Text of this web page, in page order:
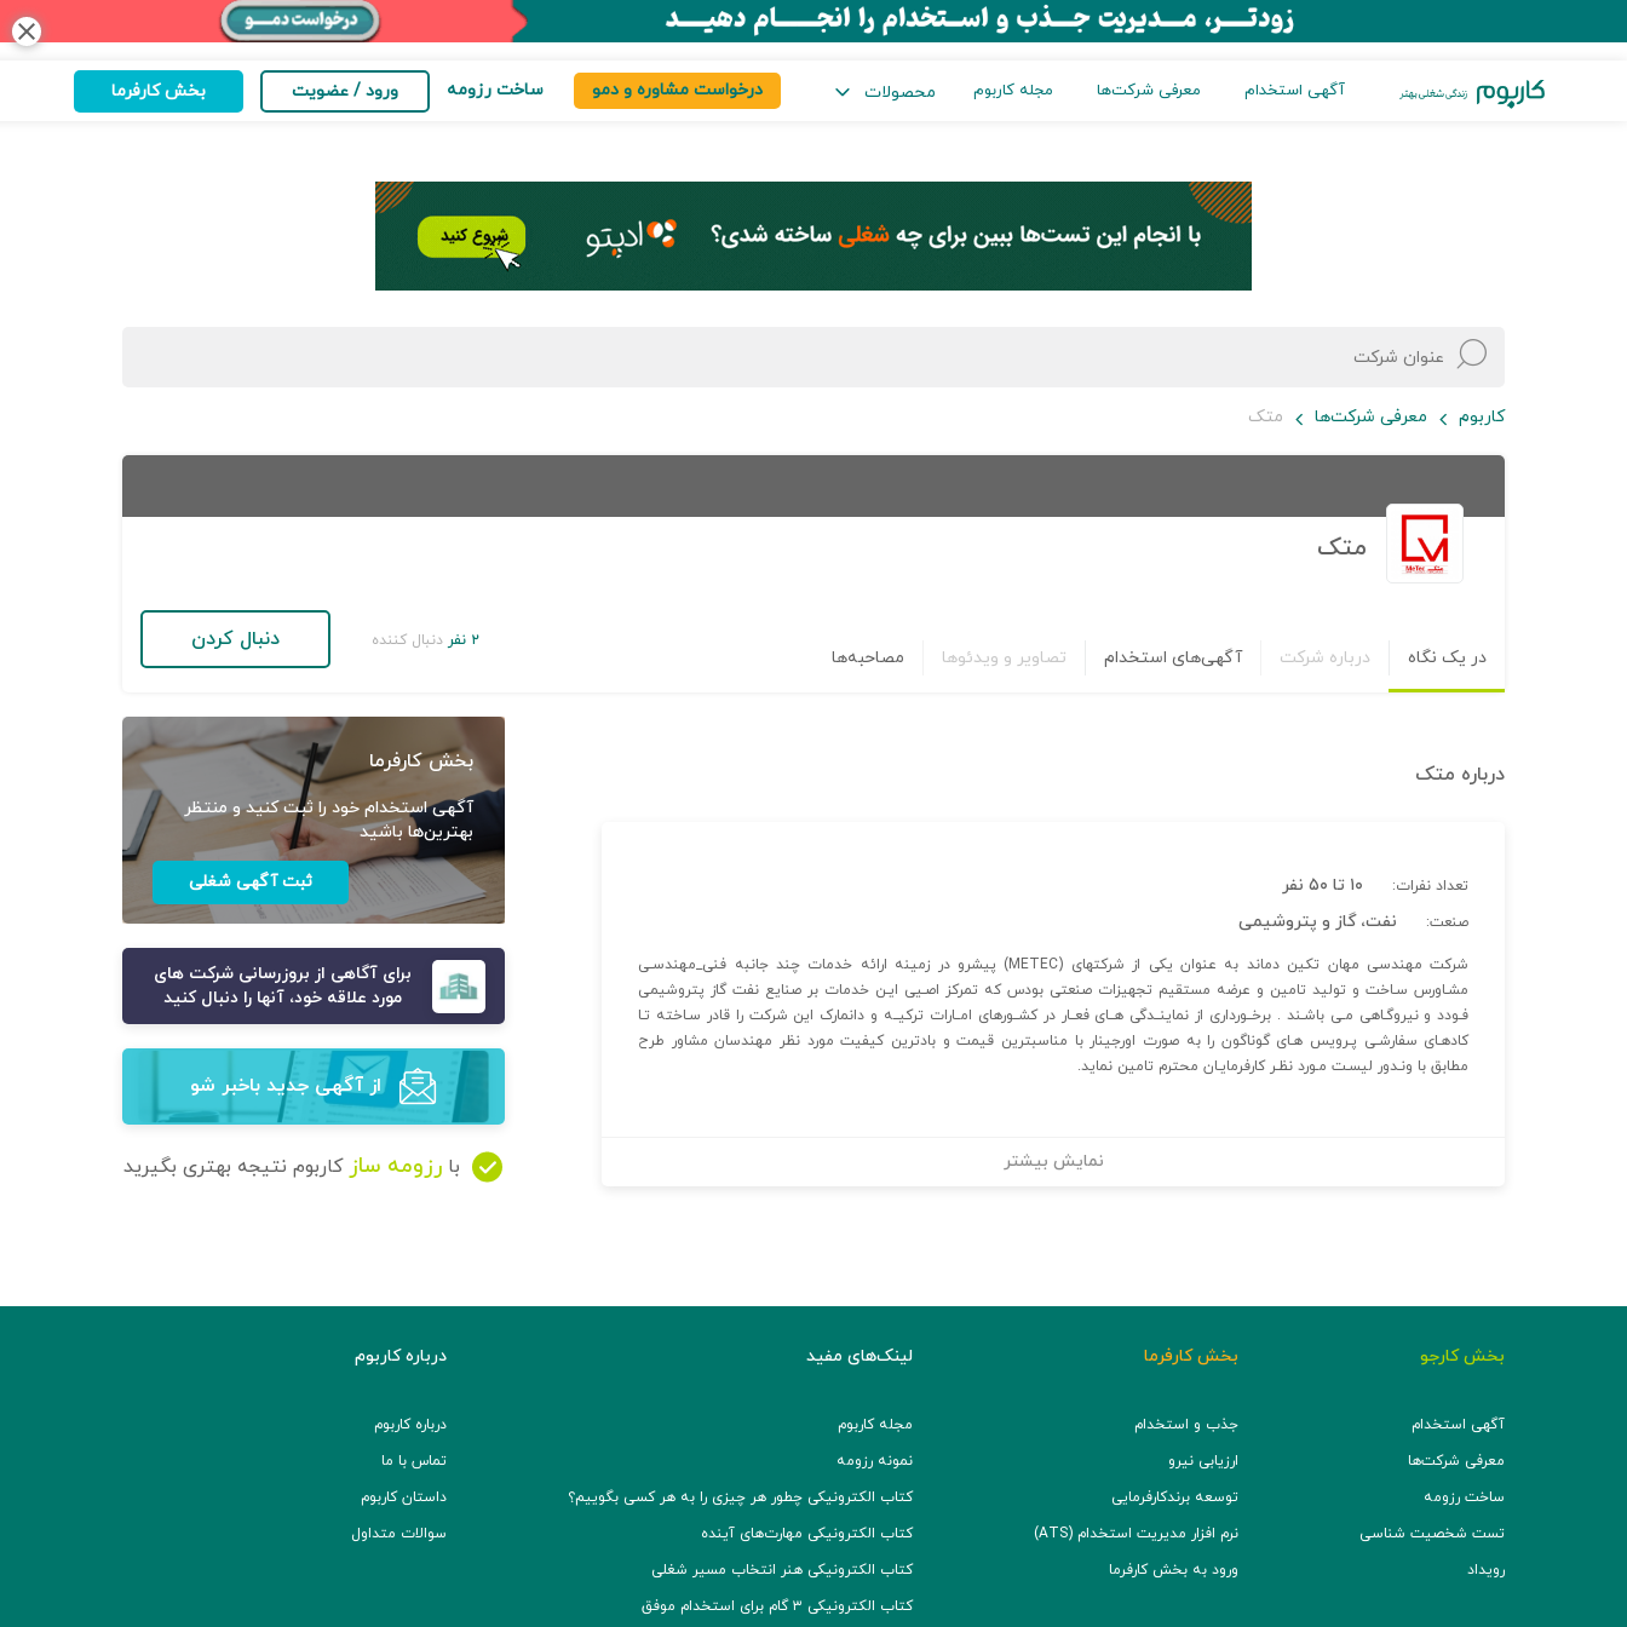
close
آگهی استخدام معرفی شرکت‌ها مجله کاربوم محصولات درخواست مشاوره و دمو ساخت رزومه ورود / عضویت بخش کارفرما
کاربوم معرفی شرکت‌ها متک
متک
در یک نگاه درباره شرکت آگهی‌های استخدام تصاویر و ویدئوها مصاحبه‌ها
۲ نفر دنبال کننده دنبال کردن
درباره متک
تعداد نفرات: ۱۰ تا ۵۰ نفر
صنعت: نفت، گاز و پتروشیمی
شرکت مهندسی مهان تکین دماند به عنوان یکی از شرکتهای (METEC) پیشرو در زمینه ارائه خدمات چند جانبه فنی_مهندسـی
مشـاورس سـاخت و تولید تامین و عرضه مستقیم تجهیزات صنعتی بودس که تمرکز اصـیی ایـن خدمات بر صنایع نفت گاز پتروشیمی
فـودد و نیروگـاهی مـی باشـند . برخــورداری از نماینــدگی هــای فعــار در کشــورهای امــارات ترکیــه و دانمارک این شرکت را قادر سـاخته تـا
کادهـای سفارشـی پـرویس هـای گوناگون را به صورت اورجینار با مناسبترین قیمت و بادترین کیفیت مورد نظر مهندسان مشاور طرح
مطابق با ونـدور لیسـت مـورد نظـر کارفرمایـان محترم تامین نماید.
نمایش بیشتر
بخش کارفرما
آگهی استخدام خود را ثبت کنید و منتظر
بهترین‌ها باشید
ثبت آگهی شغلی
برای آگاهی از بروزرسانی شرکت های
مورد علاقه خود، آنها را دنبال کنید
از آگهی‌ جدید باخبر شو
با رزومه ساز کاربوم نتیجه بهتری بگیرید
بخش کارجو
آگهی استخدام
معرفی شرکت‌ها
ساخت رزومه
تست شخصیت شناسی
رویداد
بخش کارفرما
جذب و استخدام
ارزیابی نیرو
توسعه برند‌کارفرمایی
نرم افزار مدیریت استخدام (ATS)
ورود به بخش کارفرما
لینک‌های مفید
مجله کاربوم
نمونه رزومه
کتاب الکترونیکی چطور هر چیزی را به هر کسی بگوییم؟
کتاب الکترونیکی مهارت‌های آینده
کتاب الکترونیکی هنر انتخاب مسیر شغلی
کتاب الکترونیکی ۳ گام برای استخدام موفق
درباره کاربوم
درباره کاربوم
تماس با ما
داستان کاربوم
سوالات متداول